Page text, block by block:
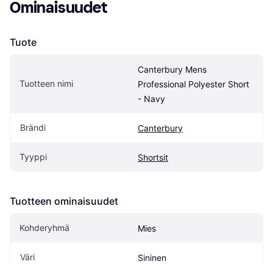
Ominaisuudet
Tuote
Tuotteen nimi
Canterbury Mens
Professional Polyester Short
- Navy
Brändi Canterbury
Tyyppi Shortsit
Tuotteen ominaisuudet
Kohderyhmä Mies
Väri Sininen